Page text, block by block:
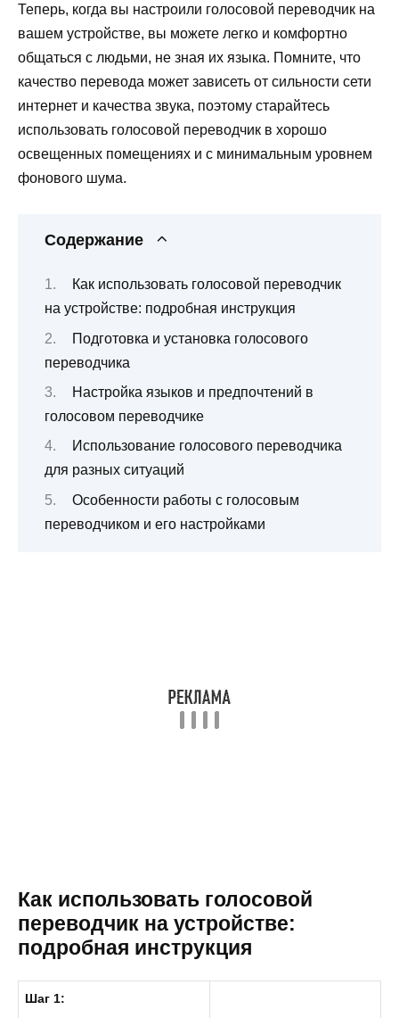
Теперь, когда вы настроили голосовой переводчик на
вашем устройстве, вы можете легко и комфортно
общаться с людьми, не зная их языка. Помните, что
качество перевода может зависеть от сильности сети
интернет и качества звука, поэтому старайтесь
использовать голосовой переводчик в хорошо
освещенных помещениях и с минимальным уровнем
фонового шума.
Содержание
Как использовать голосовой переводчик
на устройстве: подробная инструкция
Подготовка и установка голосового
переводчика
Настройка языков и предпочтений в
голосовом переводчике
Использование голосового переводчика
для разных ситуаций
Особенности работы с голосовым
переводчиком и его настройками
Как использовать голосовой
переводчик на устройстве:
подробная инструкция
Шаг 1: